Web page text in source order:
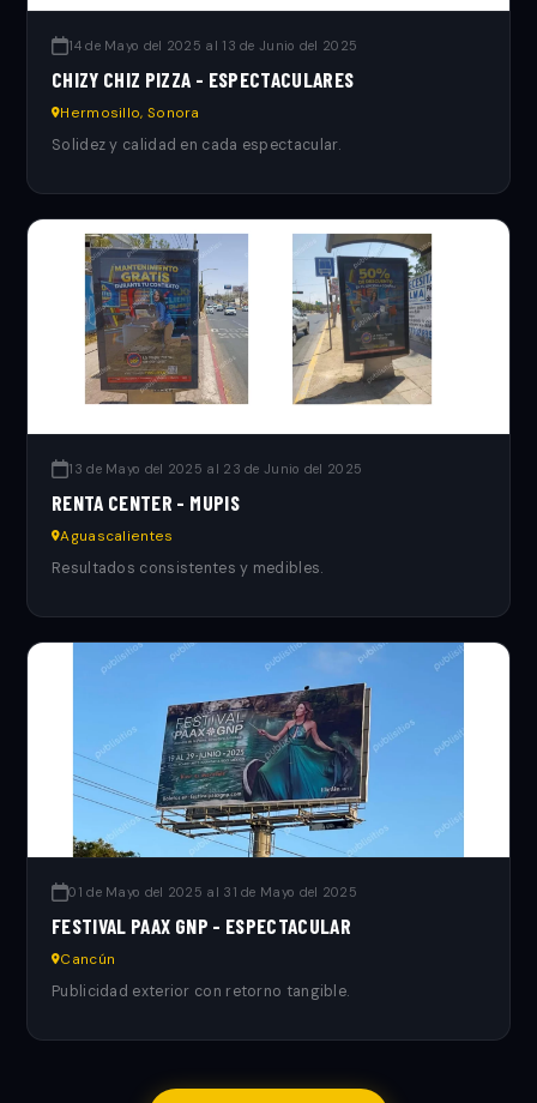
14 de Mayo del 2025 al 13 de Junio del 2025
CHIZY CHIZ PIZZA - ESPECTACULARES
Hermosillo, Sonora
Solidez y calidad en cada espectacular.
13 de Mayo del 2025 al 23 de Junio del 2025
RENTA CENTER - MUPIS
Aguascalientes
Resultados consistentes y medibles.
01 de Mayo del 2025 al 31 de Mayo del 2025
FESTIVAL PAAX GNP - ESPECTACULAR
Cancún
Publicidad exterior con retorno tangible.